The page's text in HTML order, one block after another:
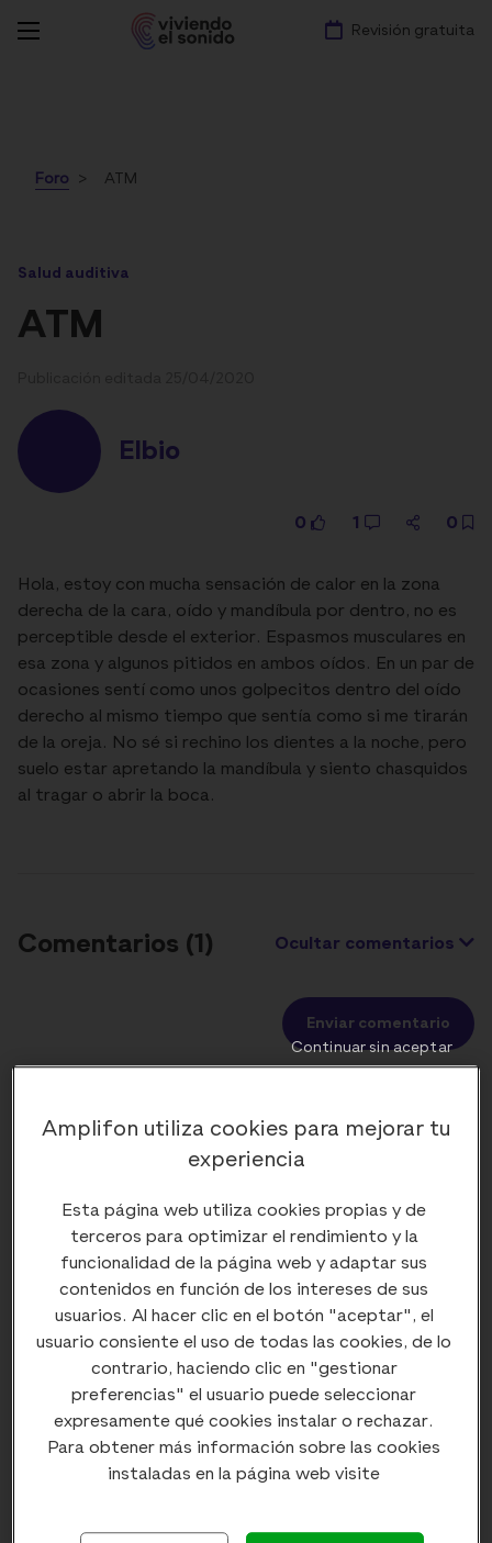
Revisión gratuita
Foro ATM
Más sobre Salud auditiva
Zumbido en el oido derecho
Salud auditiva
ATM
Elbio
0 1 0
Hola, estoy con mucha sensación de calor en la zona
derecha de la cara, oído y mandíbula por dentro, no es
perceptible desde el exterior. Espasmos musculares en
esa zona y algunos pitidos en ambos oídos. En un par de
ocasiones sentí como unos golpecitos dentro del oído
derecho al mismo tiempo que sentía como si me tirarán
de la oreja. No sé si rechino los dientes a la noche, pero
suelo estar apretando la mandíbula y siento chasquidos
al tragar o abrir la boca.
Comentarios (1 ) Ocultar comentarios
Enviar comentario
Hola Elbio: parece un problema de tensión muscular.
persiste debería comentárselo a su médico.
Amplifon utiliza cookies para mejorar tu
experiencia
Esta página web utiliza cookies propias y de
terceros para optimizar el rendimiento y la
funcionalidad de la página web y adaptar sus
contenidos en función de los intereses de sus
usuarios. Al hacer clic en el botón "aceptar", el
usuario consiente el uso de todas las cookies, de lo
contrario, haciendo clic en "gestionar
preferencias" el usuario puede seleccionar
expresamente qué cookies instalar o rechazar.
Para obtener más información sobre las cookies
instaladas en la página web visite
Continuar sin aceptar